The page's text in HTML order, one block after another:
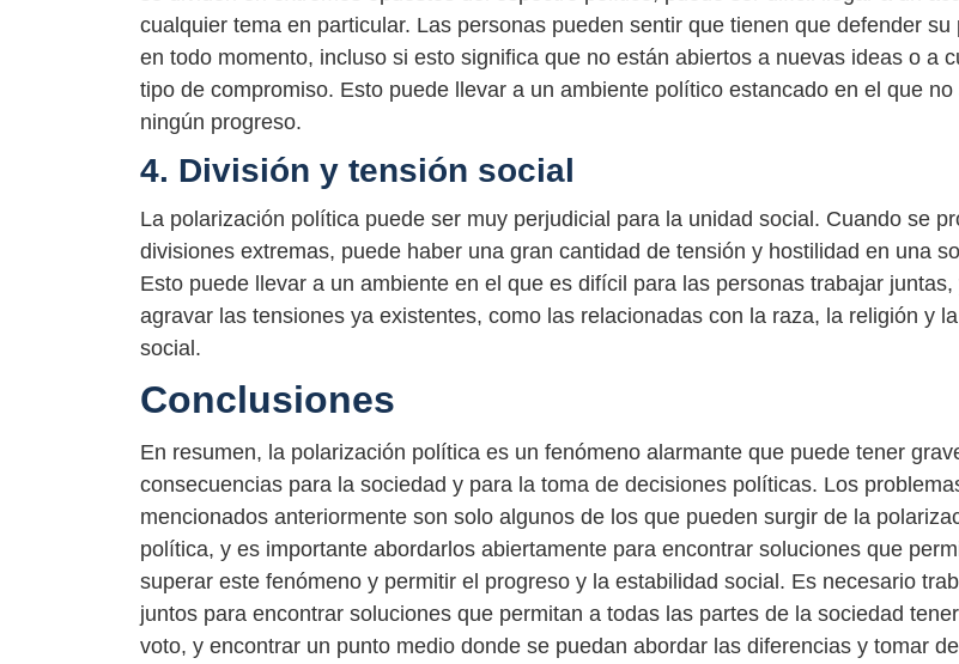
cualquier tema en particular. Las personas pueden sentir que tienen que defender su
en todo momento, incluso si esto significa que no están abiertos a nuevas ideas o a
tipo de compromiso. Esto puede llevar a un ambiente político estancado en el que no
ningún progreso.
4. División y tensión social
La polarización política puede ser muy perjudicial para la unidad social. Cuando se
divisiones extremas, puede haber una gran cantidad de tensión y hostilidad en una
Esto puede llevar a un ambiente en el que es difícil para las personas trabajar juntas,
agravar las tensiones ya existentes, como las relacionadas con la raza, la religión y
social.
Conclusiones
En resumen, la polarización política es un fenómeno alarmante que puede tener
consecuencias para la sociedad y para la toma de decisiones políticas. Los
mencionados anteriormente son solo algunos de los que pueden surgir de la
política, y es importante abordarlos abiertamente para encontrar soluciones que
superar este fenómeno y permitir el progreso y la estabilidad social. Es necesario
juntos para encontrar soluciones que permitan a todas las partes de la sociedad
voto, y encontrar un punto medio donde se puedan abordar las diferencias y tomar